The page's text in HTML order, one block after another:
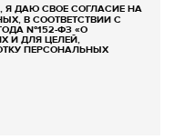
Я ДАЮ СВОЕ СОГЛАСИЕ НА
В СООТВЕТСТВИИ С
№152-ФЗ «О
И ДЛЯ ЦЕЛЕЙ,
ПЕРСОНАЛЬНЫХ